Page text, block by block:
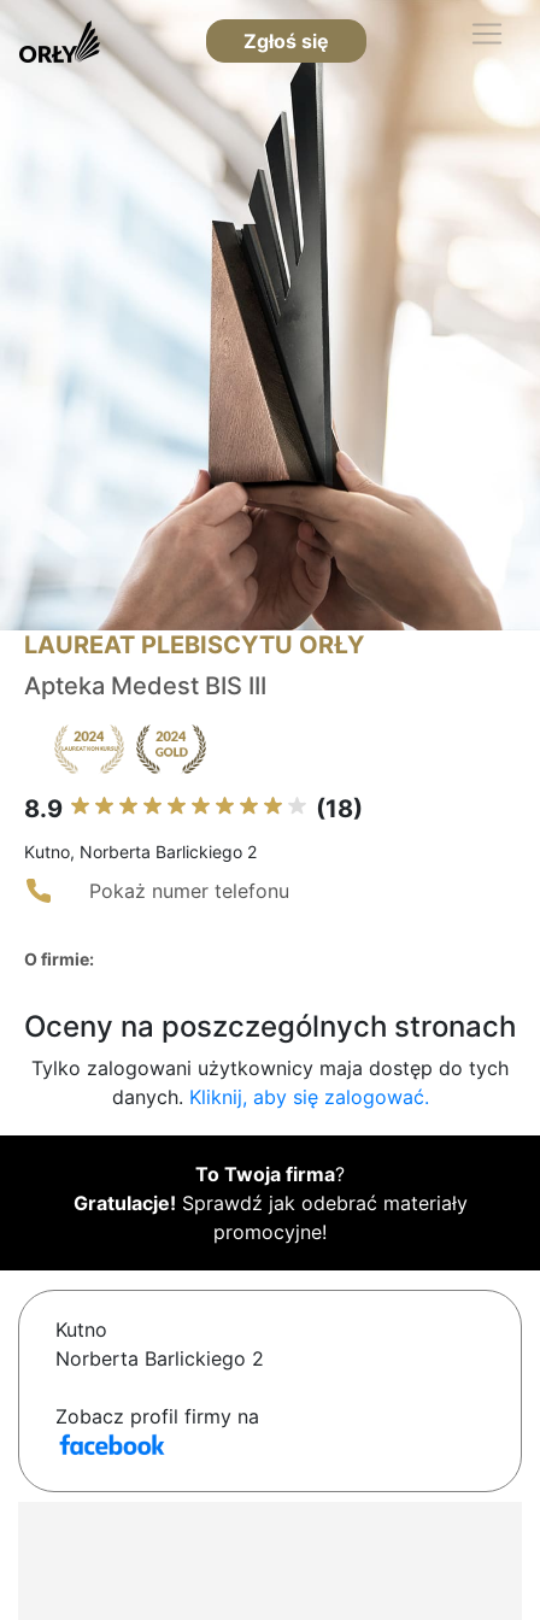
Zgłoś się
LAUREAT PLEBISCYTU ORŁY
Apteka Medest BIS III
8.9 (18)
Kutno, Norberta Barlickiego 2
Pokaż numer telefonu
O firmie:
Oceny na poszczególnych stronach
Tylko zalogowani użytkownicy maja dostęp do tych
danych. Kliknij, aby się zalogować.
To Twoja firma?
Gratulacje! Sprawdź jak odebrać materiały
promocyjne!
Kutno
Norberta Barlickiego 2
Zobacz profil firmy na